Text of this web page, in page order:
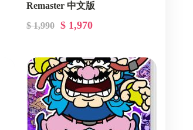
Remaster 中文版
$ 1,990 $ 1,970